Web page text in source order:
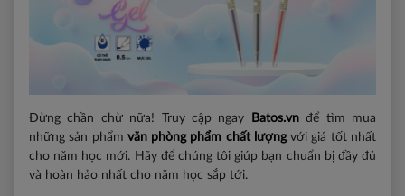
Đừng chần chừ nữa! Truy cập ngay Batos.vnđể tìm mua
những sản phẩm văn phòng phẩm chất lượngvới giá tốt nhất
cho năm học mới. Hãy để chúng tôi giúp bạn chuẩn bị đầy đủ
và hoàn hảo nhất cho năm học sắp tới.